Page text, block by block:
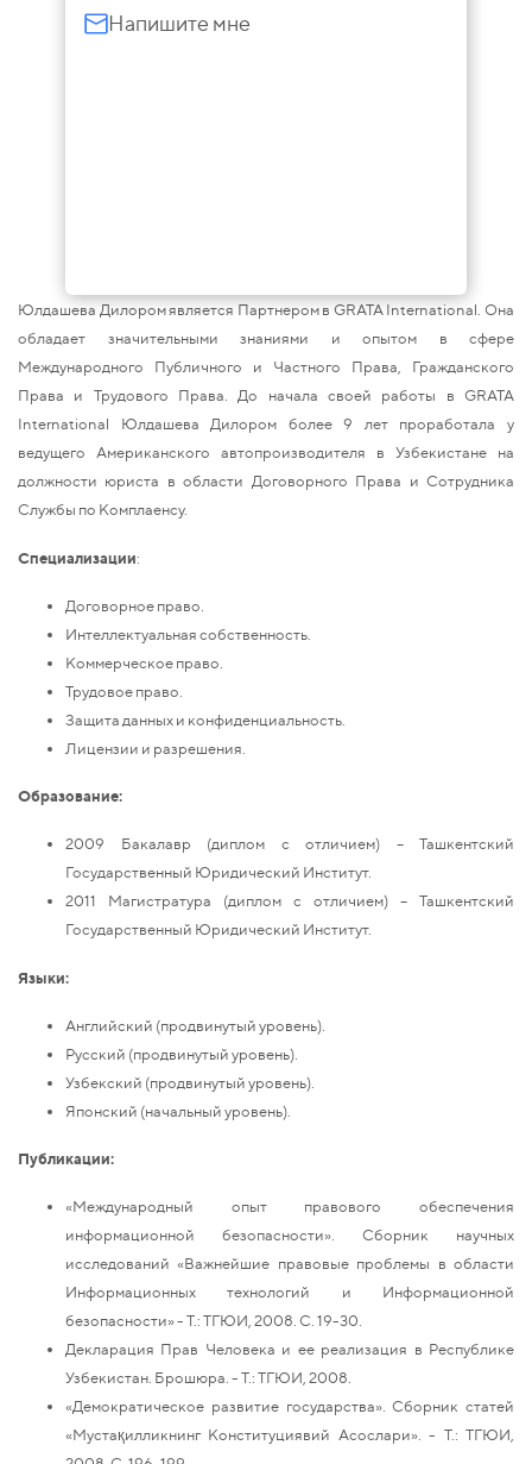
Напишите мне
Юлдашева Дилором является Партнером в GRATA International. Она
обладает значительными знаниями и опытом в сфере
Международного Публичного и Частного Права, Гражданского
Права и Трудового Права. До начала своей работы в GRATA
International Юлдашева Дилором более 9 лет проработала у
ведущего Американского автопроизводителя в Узбекистане на
должности юриста в области Договорного Права и Сотрудника
Службы по Комплаенсу.
Специализации:
Договорное право.
Интеллектуальная собственность.
Коммерческое право.
Трудовое право.
Защита данных и конфиденциальность.
Лицензии и разрешения.
Образование:
2009 Бакалавр (диплом с отличием) – Ташкентский
Государственный Юридический Институт.
2011 Магистратура (диплом с отличием) – Ташкентский
Государственный Юридический Институт.
Языки:
Английский (продвинутый уровень).
Русский (продвинутый уровень).
Узбекский (продвинутый уровень).
Японский (начальный уровень).
Публикации:
«Международный опыт правового обеспечения
информационной безопасности». Сборник научных
исследований «Важнейшие правовые проблемы в области
Информационных технологий и Информационной
безопасности» - Т.: ТГЮИ, 2008. С. 19-30.
Декларация Прав Человека и ее реализация в Республике
Узбекистан. Брошюра. - Т.: ТГЮИ, 2008.
«Демократическое развитие государства». Сборник статей
«Мустақилликнинг Конституциявий Асослари». - Т.: ТГЮИ,